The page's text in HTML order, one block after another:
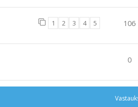
1 2 3 4 5 106
0